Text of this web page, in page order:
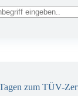
zum TÜV-